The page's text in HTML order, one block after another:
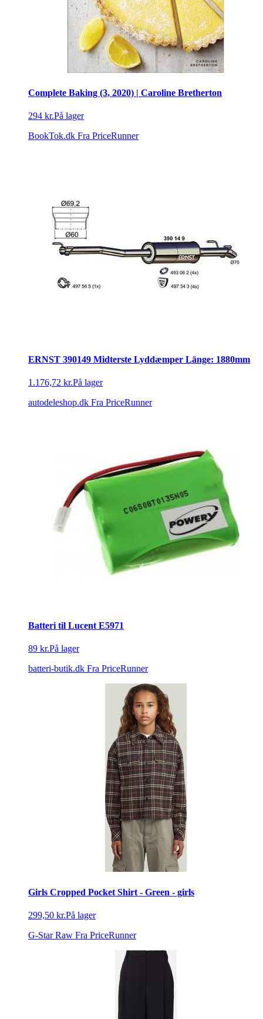
Complete Baking (3, 2020) | Caroline Bretherton
294 kr.På lager
BookTok.dk Fra PriceRunner
ERNST 390149 Midterste Lyddæmper Länge: 1880mm
1.176,72 kr.På lager
autodeleshop.dk Fra PriceRunner
Batteri til Lucent E5971
89 kr.På lager
batteri-butik.dk Fra PriceRunner
Girls Cropped Pocket Shirt - Green - girls
299,50 kr.På lager
G-Star Raw Fra PriceRunner